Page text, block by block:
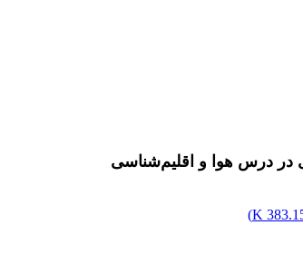
در درس هوا و اقلیم‌شناسی
383.15
)